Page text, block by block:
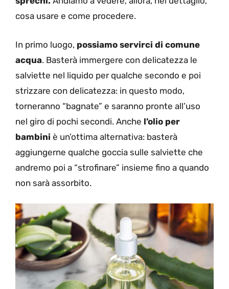
cosa usare e come procedere.
In primo luogo, possiamo servirci di comune
acqua. Basterà immergere con delicatezza le
salviette nel liquido per qualche secondo e poi
strizzare con delicatezza: in questo modo,
torneranno “bagnate” e saranno pronte all’uso
nel giro di pochi secondi. Anche l’olio per
bambini è un’ottima alternativa: basterà
aggiungerne qualche goccia sulle salviette che
andremo poi a “strofinare” insieme fino a quando
non sarà assorbito.